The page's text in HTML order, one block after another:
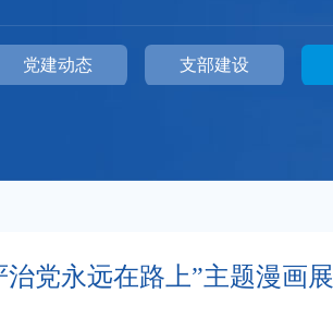
党建动态 支部建设
党永远在路上”主题漫画展